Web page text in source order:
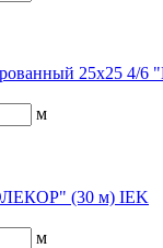
25х25
м
(30 м) IEK
м